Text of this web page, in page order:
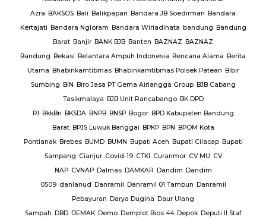
Azra BAKSOS Bali Balikpapan Bandara JB Soedirman Bandara
Kertajati Bandara Ngloram Bandara Wiriadinata bandung Bandung
Barat Banjir BANK BJB Banten BAZNAZ BAZNAZ
Bandung Bekasi Belantara Ampuh Indonesia Bencana Alama Berita
Utama Bhabinkamtibmas Bhabinkamtibmas Polsek Patean Bibir
Sumbing BIN Biro Jasa PT Gema Airlangga Group BJB Cabang
Tasikmalaya BJB Unit Rancabango BK DPD
RI BkkBn BKSDA BNPB BNSP Bogor BPD Kabupaten Bandung
Barat BPJS Luwuk Banggai BPKP BPN BPOM Kota
Pontianak Brebes BUMD BUMN Bupati Aceh Bupati Cilacap Bupati
Sampang Cianjur Covid-19 CTKI Curanmor CV MU CV
NAP CVNAP Dalmas DAMKAR Dandim Dandim
0509 danlanud Danramil Danramil 01 Tambun Danramil
Pebayuran Darya Dugina Daur Ulang
Sampah DBD DEMAK Demo Demplot Bios 44 Depok Deputi II Staf